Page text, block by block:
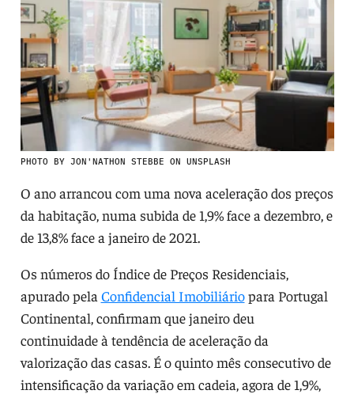
PHOTO BY JON'NATHON STEBBE ON UNSPLASH
O ano arrancou com uma nova aceleração dos preços
da habitação, numa subida de 1,9% face a dezembro, e
de 13,8% face a janeiro de 2021.
Os números do Índice de Preços Residenciais,
apurado pela Confidencial Imobiliáriopara Portugal
Continental, confirmam que janeiro deu
continuidade à tendência de aceleração da
valorização das casas. É o quinto mês consecutivo de
intensificação da variação em cadeia, agora de 1,9%,